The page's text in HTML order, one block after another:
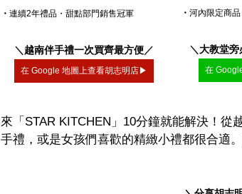
・ 連續2年禮品・甜點部門銷售冠軍
＼ 越南伴手禮一次買齊最方便／
在 Google 地圖上查看胡志明店▶
・河內限定商
＼大教堂旁
在
來「STAR KITCHEN」10分鐘就能解決！
手禮，或是女孩們喜歡的精緻小禮都很合適